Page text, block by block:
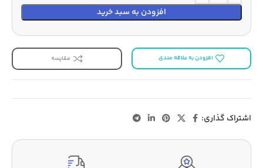
افزودن به سبد خرید
افزودن به علاقه مندی مقایسه
اشتراک گذاری: